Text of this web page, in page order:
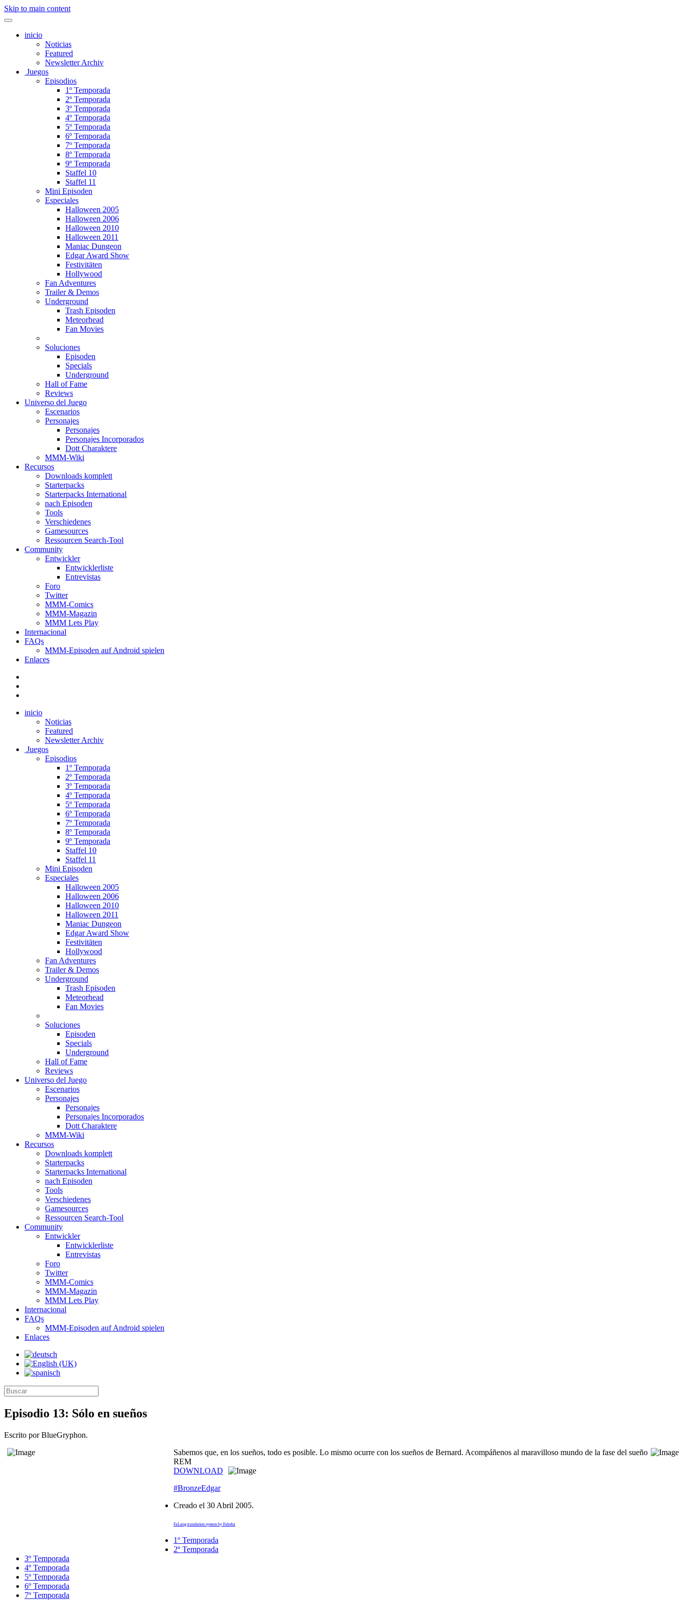
Skip to main content
inicio
Noticias
Featured
Newsletter Archiv
Juegos
Episodios
1º Temporada
2º Temporada
3º Temporada
4º Temporada
5º Temporada
6º Temporada
7º Temporada
8º Temporada
9º Temporada
Staffel 10
Staffel 11
Mini Episoden
Especiales
Halloween 2005
Halloween 2006
Halloween 2010
Halloween 2011
Maniac Dungeon
Edgar Award Show
Festivitäten
Hollywood
Fan Adventures
Trailer & Demos
Underground
Trash Episoden
Meteorhead
Fan Movies
Soluciones
Episoden
Specials
Underground
Hall of Fame
Reviews
Universo del Juego
Escenarios
Personajes
Personajes
Personajes Incorporados
Dott Charaktere
MMM-Wiki
Recursos
Downloads komplett
Starterpacks
Starterpacks International
nach Episoden
Tools
Verschiedenes
Gamesources
Ressourcen Search-Tool
Community
Entwickler
Entwicklerliste
Entrevistas
Foro
Twitter
MMM-Comics
MMM-Magazin
MMM Lets Play
Internacional
FAQs
MMM-Episoden auf Android spielen
Enlaces
inicio
Noticias
Featured
Newsletter Archiv
Juegos
Episodios
1º Temporada
2º Temporada
3º Temporada
4º Temporada
5º Temporada
6º Temporada
7º Temporada
8º Temporada
9º Temporada
Staffel 10
Staffel 11
Mini Episoden
Especiales
Halloween 2005
Halloween 2006
Halloween 2010
Halloween 2011
Maniac Dungeon
Edgar Award Show
Festivitäten
Hollywood
Fan Adventures
Trailer & Demos
Underground
Trash Episoden
Meteorhead
Fan Movies
Soluciones
Episoden
Specials
Underground
Hall of Fame
Reviews
Universo del Juego
Escenarios
Personajes
Personajes
Personajes Incorporados
Dott Charaktere
MMM-Wiki
Recursos
Downloads komplett
Starterpacks
Starterpacks International
nach Episoden
Tools
Verschiedenes
Gamesources
Ressourcen Search-Tool
Community
Entwickler
Entwicklerliste
Entrevistas
Foro
Twitter
MMM-Comics
MMM-Magazin
MMM Lets Play
Internacional
FAQs
MMM-Episoden auf Android spielen
Enlaces
Episodio 13: Sólo en sueños
Escrito por BlueGryphon.
Sabemos que, en los sueños, todo es posible. Lo mismo ocurre con los sueños de Bernard. Acompáñenos al maravilloso mundo de la fase del sueño
REM
DOWNLOAD
#BronzeEdgar
Creado el 30 Abril 2005.
FaLang translation system by Faboba
1º Temporada
2º Temporada
3º Temporada
4º Temporada
5º Temporada
6º Temporada
7º Temporada